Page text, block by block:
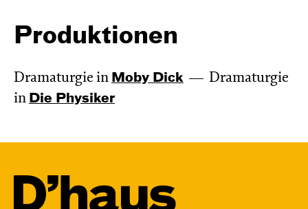
Produktionen
Dramaturgie in Moby Dick
Dramaturgie
in Die Physiker